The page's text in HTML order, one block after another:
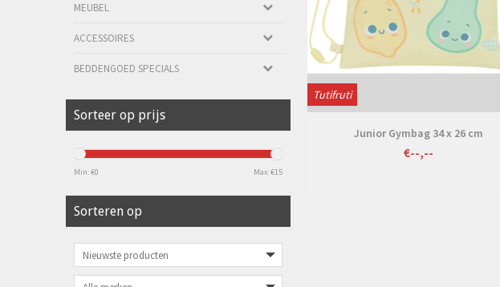
MEUBEL
ACCESSOIRES
BEDDENGOED SPECIALS
Sorteer op prijs
Min: €0 Max: €15
Sorteren op
Tutifruti
Junior Gymbag 34 x 26 cm
€--,--